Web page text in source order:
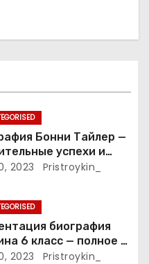
Бонни Тайлер —
успехи и
подробности
2023 Pristroykin_
биография
6 класс — полное и
описание жизни
2023 Pristroykin_